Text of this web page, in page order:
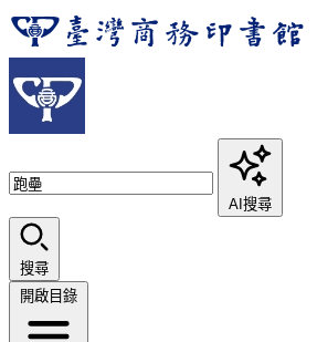
AI搜尋
搜尋
開啟目錄